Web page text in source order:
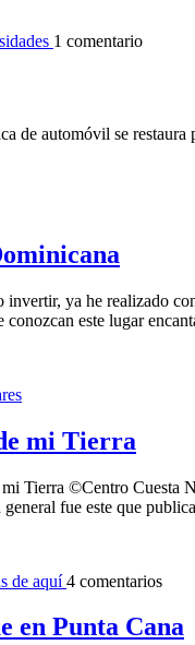
1 comentario
de automóvil se
invertir, ya he realizado
conozcan este lugar
mi Tierra
Tierra ©Centro Cuesta
fue este que
de aquí4 comentarios
en Punta Cana